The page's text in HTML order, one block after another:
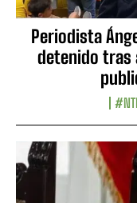
Periodista
detenido tras